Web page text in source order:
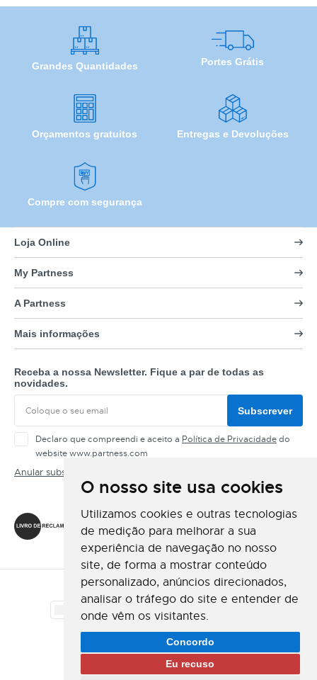
O nosso site usa cookies
Utilizamos cookies e outras tecnologias
de medição para melhorar a sua
experiência de navegação no nosso
site, de forma a mostrar conteúdo
personalizado, anúncios direcionados,
analisar o tráfego do site e entender de
onde vêm os visitantes.
Concordo
Eu recuso
Grandes Quantidades Portes Grátis
Orçamentos gratuitos Entregas e Devoluções
Compre com segurança
Loja Online
My Partness
A Partness
Mais informações
Receba a nossa Newsletter. Fique a par de todas as
novidades.
Subscrever
Declaro que compreendi e aceito a Política de Privacidadedo
website www.partness.com
Anular subscrição
Método de Pagamento
Método de Envio